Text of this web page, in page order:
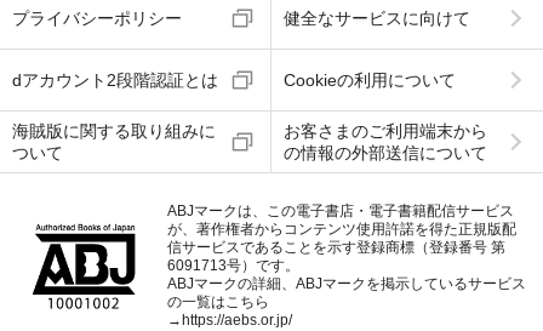
プライバシーポリシー 健全なサービスに向けて
dアカウント2段階認証とは Cookieの利用について
海賊版に関する取り組みに
ついて
お客さまのご利用端末から
の情報の外部送信について
ABJマークは、この電子書店・電子書籍配信サービス
が、著作権者からコンテンツ使用許諾を得た正規版配
信サービスであることを示す登録商標（登録番号 第
6091713号）です。
ABJマークの詳細、ABJマークを掲示しているサービス
の一覧はこちら
→ https://aebs.or.jp/